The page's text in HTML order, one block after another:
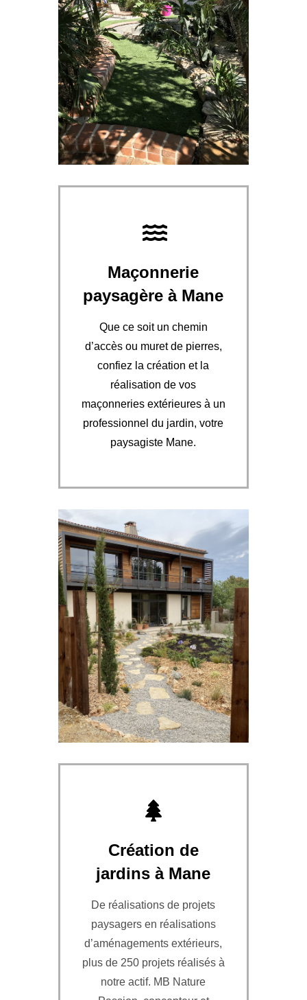
Maçonnerie
paysagère à Mane
Que ce soit un chemin
d’accès ou muret de pierres,
confiez la création et la
réalisation de vos
maçonneries extérieures à un
professionnel du jardin, votre
paysagiste Mane.
Création de
jardins à Mane
De réalisations de projets
paysagers en réalisations
d’aménagements extérieurs,
plus de 250 projets réalisés à
notre actif. MB Nature